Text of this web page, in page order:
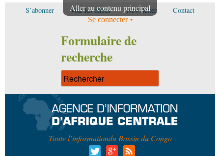
Aller au contenu principal
S’abonner Voir les offres Newsletter Contact
Se connecter
Formulaire de
recherche
Toute l’informationdu Bassin du Congo